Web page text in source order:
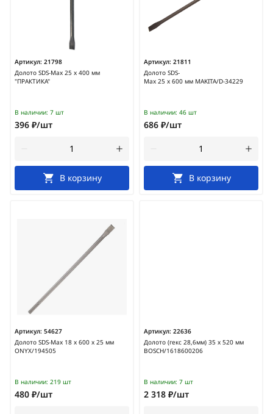
Артикул: 21798
Долото SDS-Max 25 х 400 мм
"ПРАКТИКА"
В наличии: 7 шт
396 ₽/шт
В корзину
Артикул: 21811
Долото SDS-
Max 25 х 600 мм MAKITA/D-34229
В наличии: 46 шт
686 ₽/шт
В корзину
Артикул: 54627
Долото SDS-Max 18 х 600 х 25 мм
ONYX/194505
В наличии: 219 шт
480 ₽/шт
Артикул: 22636
Долото (гекс 28,6мм) 35 х 520 мм
BOSCH/1618600206
В наличии: 7 шт
2 318 ₽/шт